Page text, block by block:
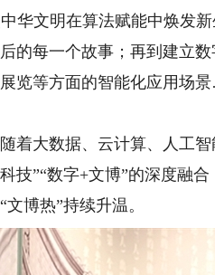
文明在算法赋能中焕发新
的每一个故事；再到建立
览等方面的智能化应用场
大数据、云计算、人工智
技”“数字+文博”的深度融合
博热”持续升温。